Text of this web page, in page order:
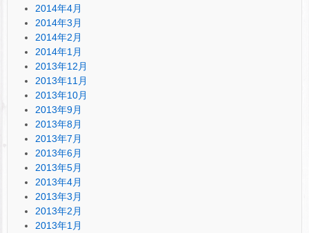
2014年4月
2014年3月
2014年2月
2014年1月
2013年12月
2013年11月
2013年10月
2013年9月
2013年8月
2013年7月
2013年6月
2013年5月
2013年4月
2013年3月
2013年2月
2013年1月